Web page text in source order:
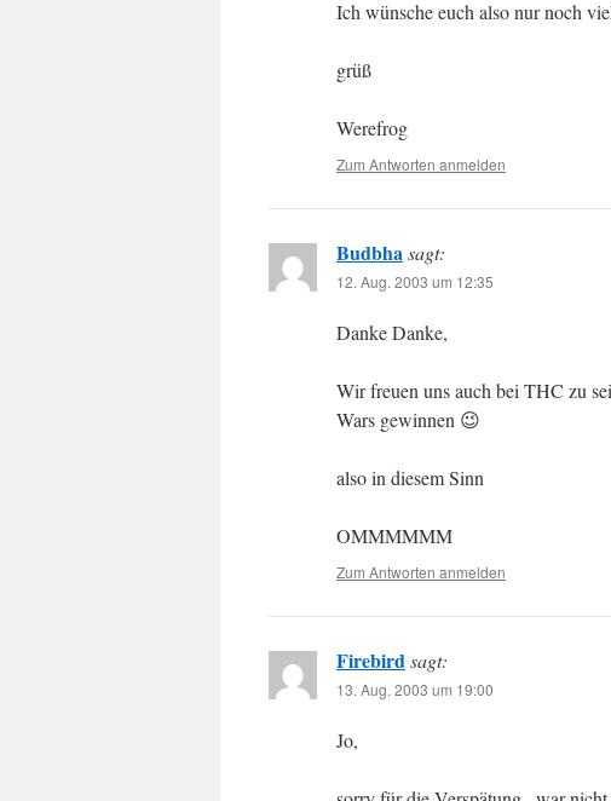
Ich wünsche euch also nur noch
grüß
Werefrog
Zum Antworten anmelden
Budbhasagt:
12. Aug. 2003 um 12:35
Danke Danke,
Wir freuen uns auch bei THC zu
Wars gewinnen 😉
also in diesem Sinn
OMMMMMM
Zum Antworten anmelden
Firebirdsagt:
13. Aug. 2003 um 19:00
Jo,